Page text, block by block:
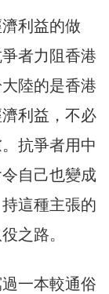
利益的做
者力阻香港
陸的是香港
利益，不必
抗爭者用中
自己也變成
這種主張的
之路。
一本較通俗